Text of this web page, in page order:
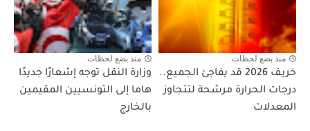
منذ بضع لحظات
خريف 2026 قد يفاجئ الجميع..
درجات الحرارة مرشحة لتتجاوز
المعدلات
منذ بضع لحظات
وزارة النقل توجه إشعارًا جديدًا
هاما إلى التونسيين المقيمين
بالخارج